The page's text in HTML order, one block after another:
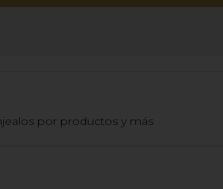
por productos y más